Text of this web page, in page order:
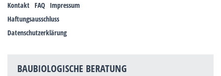
Kontakt FAQ Impressum
Haftungsausschluss
Datenschutzerklärung
BAUBIOLOGISCHE BERATUNG